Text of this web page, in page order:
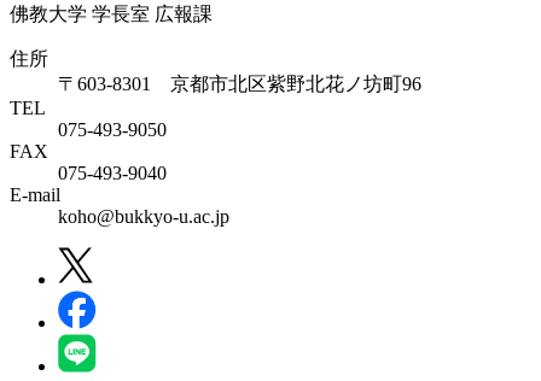
佛教大学 学長室 広報課
住所
〒603-8301 京都市北区紫野北花ノ坊町96
TEL
075-493-9050
FAX
075-493-9040
E-mail
koho@bukkyo-u.ac.jp